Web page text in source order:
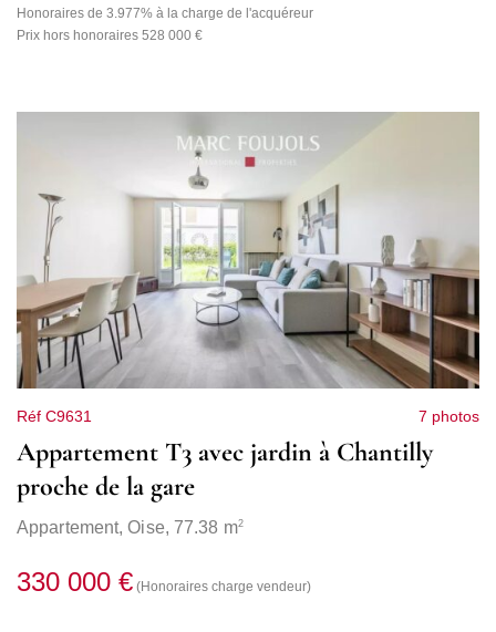
Honoraires de 3.977% à la charge de l'acquéreur
Prix hors honoraires 528 000 €
Réf C9631 7 photos
Appartement T3 avec jardin à Chantilly
proche de la gare
Appartement,Oise, 77.38 m2
330 000 € (Honoraires charge vendeur)